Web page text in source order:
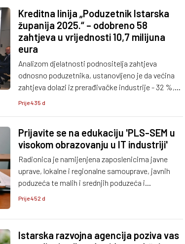
Kreditna linija „Poduzetnik Istarska
županija 2025.“ – odobreno 58
zahtjeva u vrijednosti 10,7 milijuna
eura
Analizom djelatnosti podnositelja zahtjeva
odnosno poduzetnika, ustanovljeno je da većina
zahtjeva dolazi iz prerađivačke industrije - 32 %,
njih 21 % dolazi iz djelatnosti prijevoza i
Prije 435 d
Prijavite se na edukaciju 'PLS-SEM u
visokom obrazovanju u IT industriji'
Radionica je namijenjena zaposlenicima javne
uprave, lokalne i regionalne samouprave, javnih
poduzeća te malih i srednjih poduzeća i
obrtnicima.
Prije 452 d
Istarska razvojna agencija poziva vas